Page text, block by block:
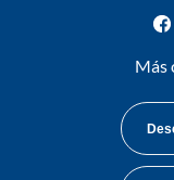
Más